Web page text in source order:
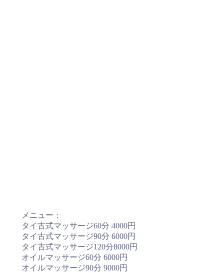
メニュー：
タイ古式マッサージ60分 4000円
タイ古式マッサージ90分 6000円
タイ古式マッサージ120分8000円
オイルマッサージ60分 6000円
オイルマッサージ90分 9000円